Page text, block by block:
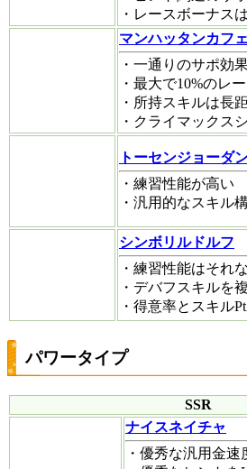
・レースボーナス
マンハッタンカフェ
・一通りのサポ効
・最大で10%のレ
・所持スキルは長
・クライマックス
トーセンジョーダ
・練習性能が高い
・汎用的なスキル
シンボリルドルフ
・練習性能はそれ
・デバフスキルを
・得意率とスキル
パワータイプ
SSR
ナイスネイチャ
・優秀な汎用金速